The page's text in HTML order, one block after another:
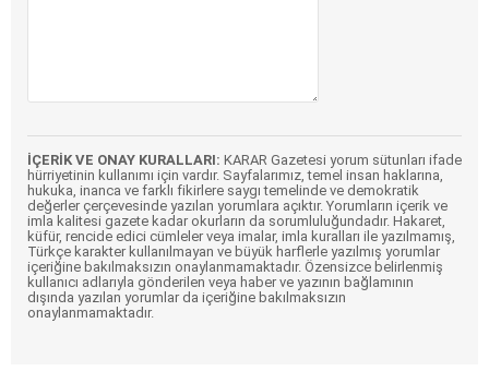
İÇERİK VE ONAY KURALLARI: KARAR Gazetesi yorum sütunları ifade
hürriyetinin kullanımı için vardır. Sayfalarımız, temel insan haklarına,
hukuka, inanca ve farklı fikirlere saygı temelinde ve demokratik
değerler çerçevesinde yazılan yorumlara açıktır. Yorumların içerik ve
imla kalitesi gazete kadar okurların da sorumluluğundadır. Hakaret,
küfür, rencide edici cümleler veya imalar, imla kuralları ile yazılmamış,
Türkçe karakter kullanılmayan ve büyük harflerle yazılmış yorumlar
içeriğine bakılmaksızın onaylanmamaktadır. Özensizce belirlenmiş
kullanıcı adlarıyla gönderilen veya haber ve yazının bağlamının
dışında yazılan yorumlar da içeriğine bakılmaksızın
onaylanmamaktadır.